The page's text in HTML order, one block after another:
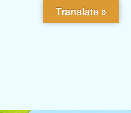
Translate »